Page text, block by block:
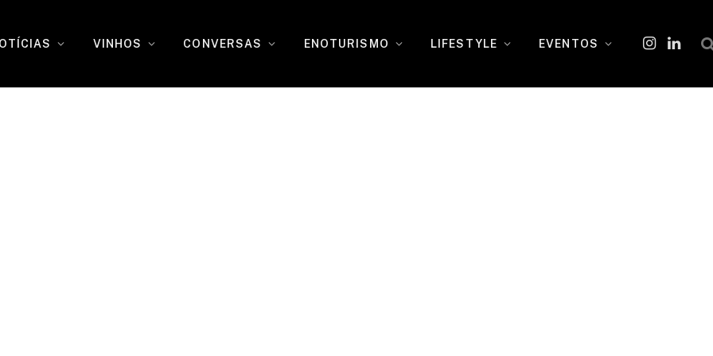
VINHOS CONVERSAS ENOTURISMO LIFESTYLE EVENTOS
Instagram
O